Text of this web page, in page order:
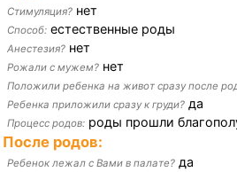
Стимуляция? нет
Способ: естественные роды
Анестезия? нет
Рожали с мужем? нет
Положили ребенка на живот сразу после
Ребенка приложили сразу к груди? да
Процесс родов: роды прошли
После родов:
Ребенок лежал с Вами в палате? да